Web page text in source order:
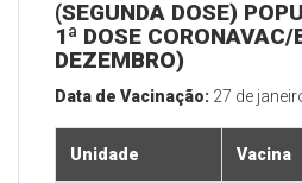
(SEGUNDA DOSE)
1ª DOSE
DEZEMBRO)
Data de Vacinação: 27 de
Unidade Vacina